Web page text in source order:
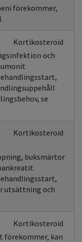
förekommer,
Kortikosteroid
och
se
Kortikosteroid
buksmärtor
utsättning och
Kortikosteroid
förekommer, kan